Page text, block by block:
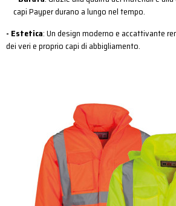
capi Payper durano a lungo nel tempo.
- Estetica: Un design moderno e accattivante
dei veri e proprio capi di abbigliamento.